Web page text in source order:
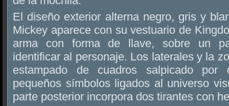
El diseño exterior alterna negro, gris y
Mickey aparece con su vestuario de
arma con forma de llave, sobre un
identificar al personaje. Los laterales y la
estampado de cuadros salpicado por
pequeños símbolos ligados al universo
parte posterior incorpora dos tirantes con